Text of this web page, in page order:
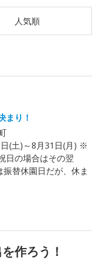
人気順
まり！
(土)～8月31日(月) ※
日の場合はその翌
替休園日だが、休ま
作ろう！